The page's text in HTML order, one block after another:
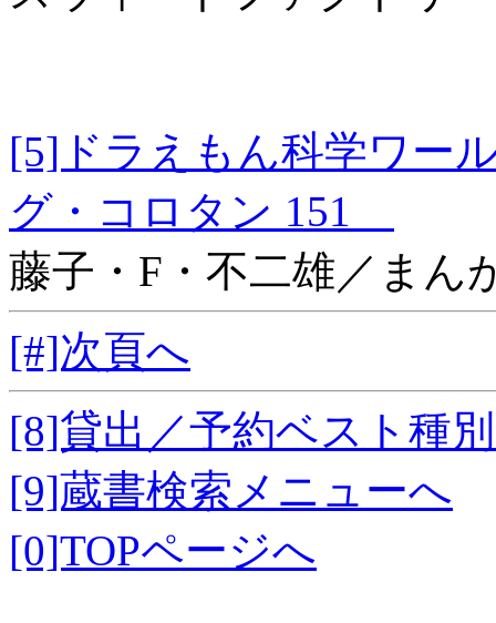
[5]ドラえもん科学ワ
グ・コロタン 151
藤子・F・不二雄／ま
[#]次頁へ
[8]貸出／予約ベスト種
[9]蔵書検索メニューへ
[0]TOPページへ